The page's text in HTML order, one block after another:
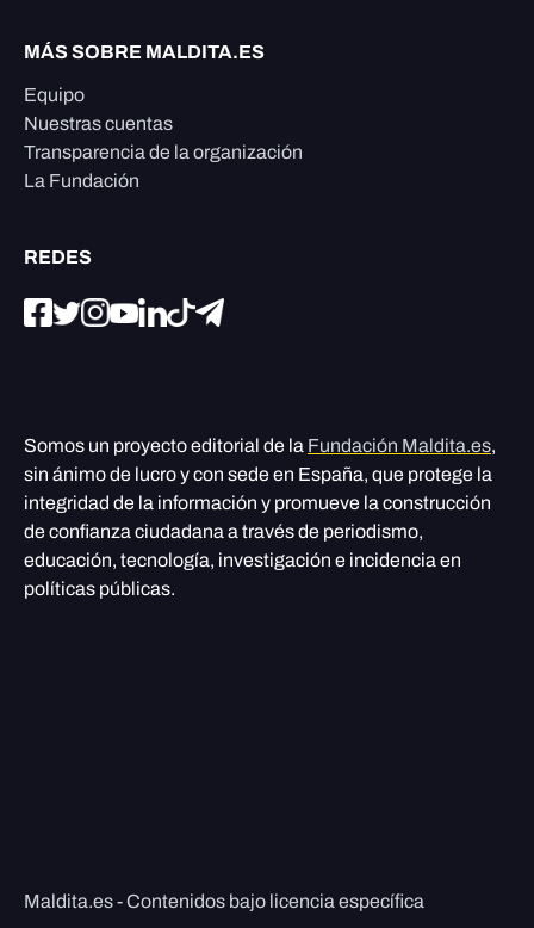
MÁS SOBRE MALDITA.ES
Equipo
Nuestras cuentas
Transparencia de la organización
La Fundación
REDES
Somos un proyecto editorial de la Fundación Maldita.es,
sin ánimo de lucro y con sede en España, que protege la
integridad de la información y promueve la construcción
de confianza ciudadana a través de periodismo,
educación, tecnología, investigación e incidencia en
políticas públicas.
Maldita.es - Contenidos bajo licencia específica